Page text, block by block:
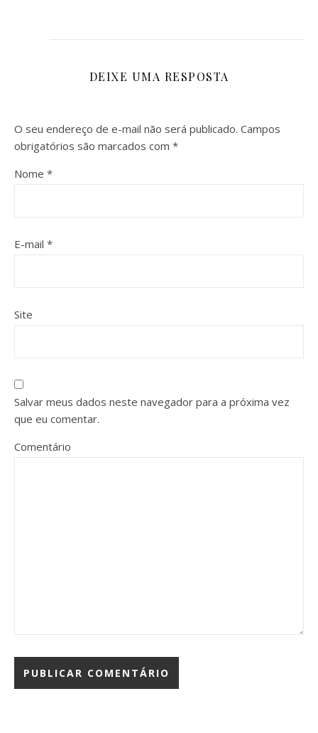
DEIXE UMA RESPOSTA
O seu endereço de e-mail não será publicado. Campos
obrigatórios são marcados com *
Nome *
E-mail *
Site
Salvar meus dados neste navegador para a próxima vez
que eu comentar.
Comentário